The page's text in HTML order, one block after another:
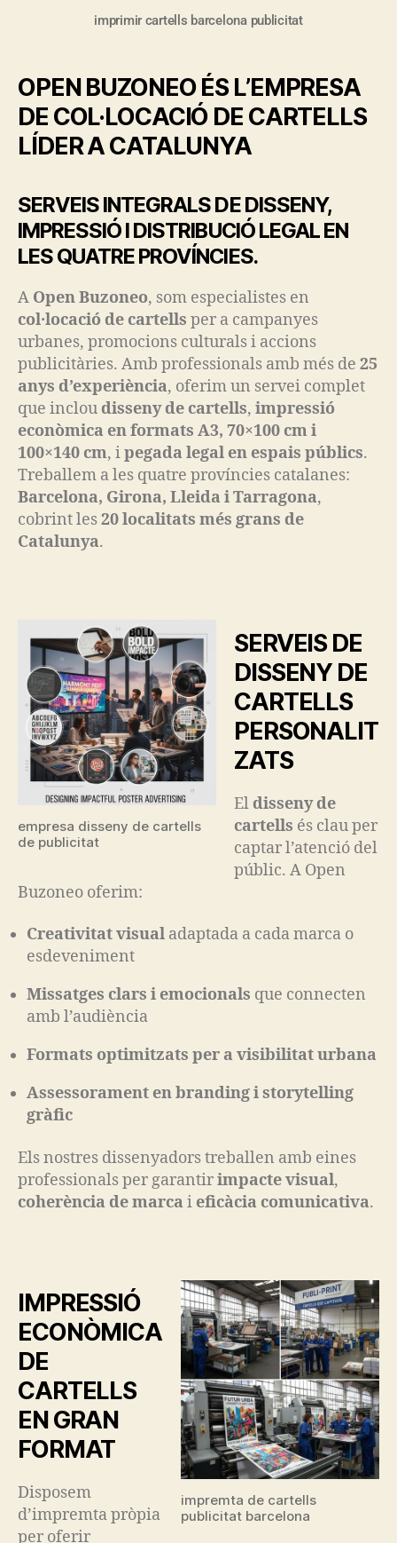
imprimir cartells barcelona publicitat
OPEN BUZONEO ÉS L’EMPRESA
DE COL·LOCACIÓ DE CARTELLS
LÍDER A CATALUNYA
SERVEIS INTEGRALS DE DISSENY,
IMPRESSIÓ I DISTRIBUCIÓ LEGAL EN
LES QUATRE PROVÍNCIES.
A Open Buzoneo, som especialistes en
col·locació de cartells per a campanyes
urbanes, promocions culturals i accions
publicitàries. Amb professionals amb més de 25
anys d’experiència, oferim un servei complet
que inclou disseny de cartells, impressió
econòmica en formats A3, 70×100 cm i
100×140 cm, ipegada legal en espais públics.
Treballem a les quatre províncies catalanes:
Barcelona, Girona, Lleida i Tarragona,
cobrint les20 localitats més grans de
Catalunya.
empresa disseny de cartells
de publicitat
SERVEIS DE
DISSENY DE
CARTELLS
PERSONALIT
ZATS
El disseny de
cartells és clau per
captar l’atenció del
públic. A Open
Buzoneo oferim:
Creativitat visual adaptada a cada marca o
esdeveniment
Missatges clars i emocionals que connecten
amb l’audiència
Formats optimitzats per a visibilitat urbana
Assessorament en branding i storytelling
gràfic
Els nostres dissenyadors treballen amb eines
professionals per garantirimpacte visual,
coherència de marcai eficàcia comunicativa.
impremta de cartells
publicitat barcelona
IMPRESSIÓ
ECONÒMICA
DE
CARTELLS
EN GRAN
FORMAT
Disposem
d’impremta pròpia
per oferir